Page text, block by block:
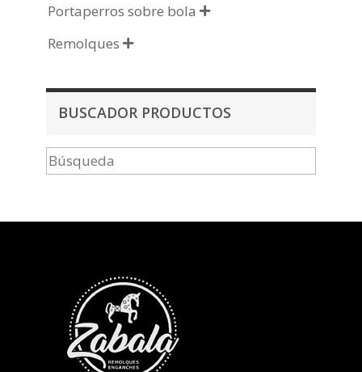
Portaperros sobre bola 
Remolques 
BUSCADOR PRODUCTOS